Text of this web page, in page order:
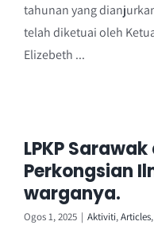
tahunan yang
telah diketuai oleh
Elizebeth ...
LPKP
Perkongsian
warganya.
Ogos 1, 2025 | Aktiviti,Articles,